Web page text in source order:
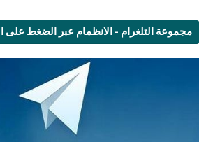
مجموعة التلغرام - الانظمام عبر الضغط على